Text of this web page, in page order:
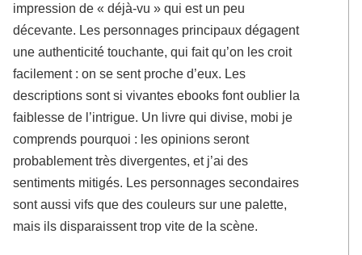
impression de « déjà-vu » qui est un peu
décevante. Les personnages principaux dégagent
une authenticité touchante, qui fait qu’on les croit
facilement : on se sent proche d’eux. Les
descriptions sont si vivantes ebooks font oublier la
faiblesse de l’intrigue. Un livre qui divise, mobi je
comprends pourquoi : les opinions seront
probablement très divergentes, et j’ai des
sentiments mitigés. Les personnages secondaires
sont aussi vifs que des couleurs sur une palette,
mais ils disparaissent trop vite de la scène.